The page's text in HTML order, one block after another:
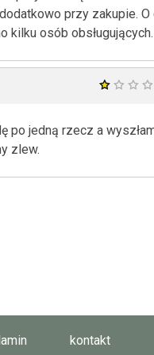
przy zakupie.
kilku osób
po jedną rzecz a
zlew.
kontakt